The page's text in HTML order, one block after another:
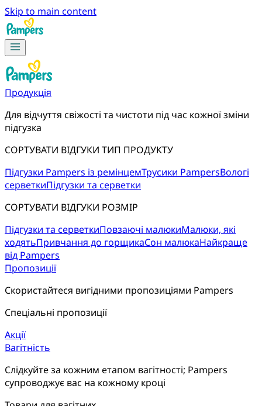
Skip to main content
Продукція
Для відчуття свіжості та чистоти під час кожної зміни
підгузка
СОРТУВАТИ ВІДГУКИ ТИП ПРОДУКТУ
Підгузки Pampers із ремінцемТрусики PampersВологі
серветкиПідгузки та серветки
СОРТУВАТИ ВІДГУКИ РОЗМІР
Підгузки та серветкиПовзаючі малюкиМалюки, які
ходятьПривчання до горщикаСон малюкаНайкраще
від Pampers
Пропозиції
Скористайтеся вигідними пропозиціями Pampers
Спеціальні пропозиції
Акції
Вагітність
Слідкуйте за кожним етапом вагітності; Pampers
супроводжує вас на кожному кроці